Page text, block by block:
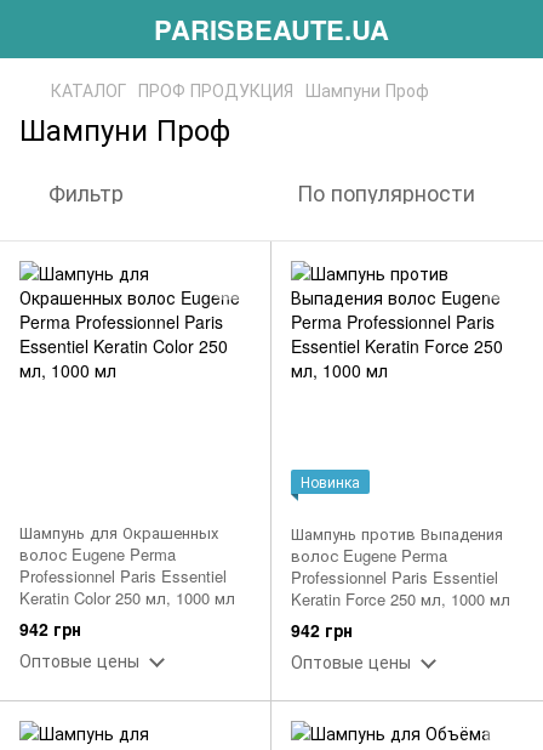
PARISBEAUTE.UA
КАТАЛОГ ПРОФ ПРОДУКЦИЯ Шампуни Проф
Шампуни Проф
Фильтр По популярности
Шампунь для Окрашенных
волос Eugene Perma
Professionnel Paris Essentiel
Keratin Color 250 мл, 1000 мл
942 грн
Оптовые цены
Новинка
Шампунь против Выпадения
волос Eugene Perma
Professionnel Paris Essentiel
Keratin Force 250 мл, 1000 мл
942 грн
Оптовые цены